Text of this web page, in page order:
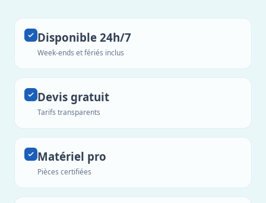
Disponible 24h/7
Week-ends et fériés inclus
Devis gratuit
Tarifs transparents
Matériel pro
Pièces certifiées